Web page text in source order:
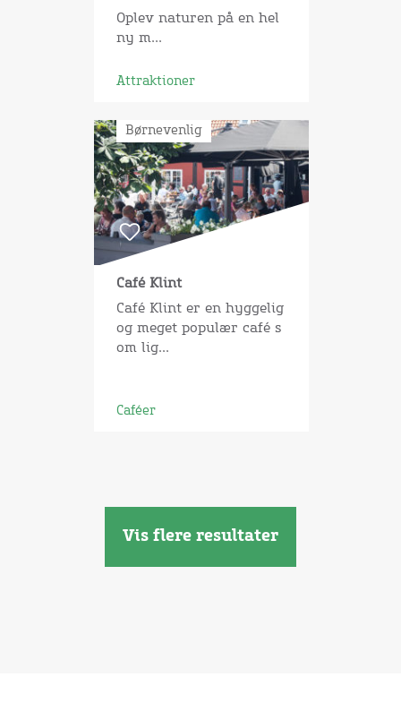
Oplev naturen på en hel
ny m...
Attraktioner
Børnevenlig
Café Klint
Café Klint er en hyggelig
og meget populær café s
om lig...
Caféer
Vis flere resultater